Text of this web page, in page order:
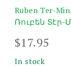
Ruben Ter-
Ռուբեն
$17.95
In stock